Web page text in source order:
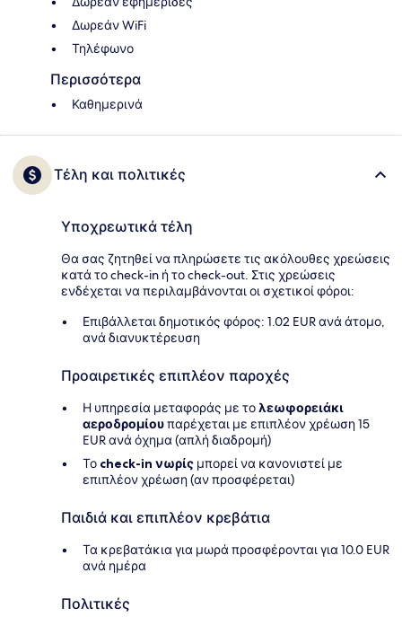
Δωρεάν WiFi
Τηλέφωνο
Περισσότερα
Καθημερινά
Τέλη και πολιτικές
Υποχρεωτικά τέλη
Θα σας ζητηθεί να πληρώσετε τις ακόλουθες χρεώσεις
κατά το check-in ή το check-out. Στις χρεώσεις
ενδέχεται να περιλαμβάνονται οι σχετικοί φόροι:
Επιβάλλεται δημοτικός φόρος: 1.02 EUR ανά άτομο,
ανά διανυκτέρευση
Προαιρετικές επιπλέον παροχές
Η υπηρεσία μεταφοράς με τολεωφορειάκι
αεροδρομίουπαρέχεται με επιπλέον χρέωση 15
EUR ανά όχημα (απλή διαδρομή)
Το check-in νωρίς μπορεί να κανονιστεί με
επιπλέον χρέωση (αν προσφέρεται)
Παιδιά και επιπλέον κρεβάτια
Τα κρεβατάκια για μωρά προσφέρονται για 10.0 EUR
ανά ημέρα
Πολιτικές